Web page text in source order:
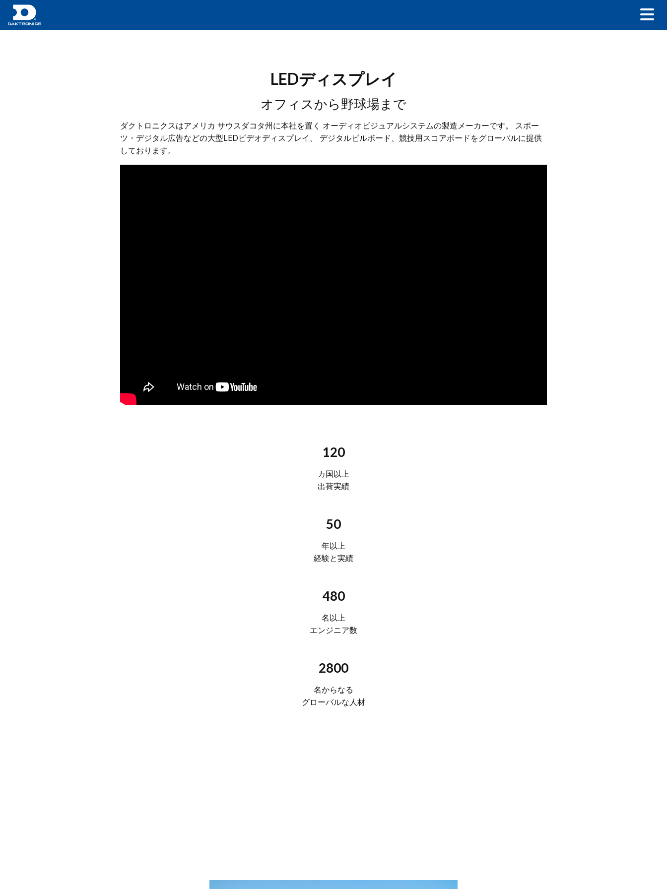
LEDディスプレイ
オフィスから野球場まで
ダクトロニクスはアメリカ サウスダコタ州に本社を置く オーディオビジュアルシステムの製造メーカーです。 スポー
ツ・デジタル広告などの大型LEDビデオディスプレイ、 デジタルビルボード、競技用スコアボードをグローバルに提供
しております。
120
カ国以上
出荷実績
50
年以上
経験と実績
480
名以上
エンジニア数
2800
名からなる
グローバルな人材